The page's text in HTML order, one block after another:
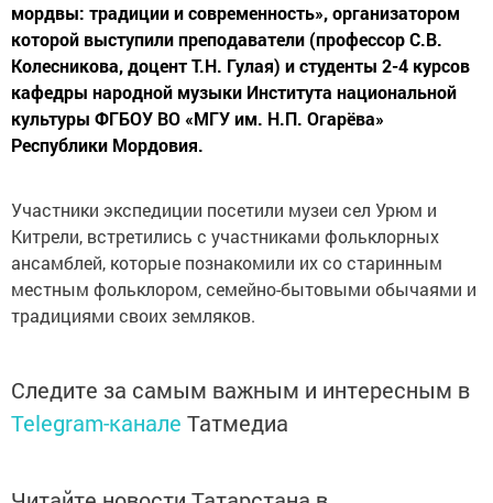
мордвы: традиции и современность», организатором
которой выступили преподаватели (профессор С.В.
Колесникова, доцент Т.Н. Гулая) и студенты 2-4 курсов
кафедры народной музыки Института национальной
культуры ФГБОУ ВО «МГУ им. Н.П. Огарёва»
Республики Мордовия.
Участники экспедиции посетили музеи сел Урюм и
Китрели, встретились с участниками фольклорных
ансамблей, которые познакомили их со старинным
местным фольклором, семейно-бытовыми обычаями и
традициями своих земляков.
Следите за самым важным и интересным в
Telegram-канале Татмедиа